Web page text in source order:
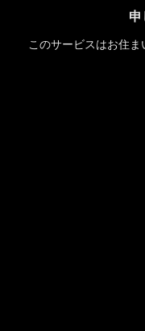
申
このサービスはお住ま